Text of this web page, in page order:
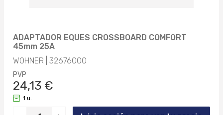
ADAPTADOR EQUES CROSSBOARD COMFORT
45mm 25A
WOHNER | 32676000
PVP
24,13 €
1 u.